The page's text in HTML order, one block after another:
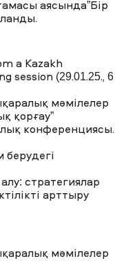
аясында”Бір
a Kazakh
session (29.01.25., 6
мәмілелер
қорғау”
конференциясы.
берудегі
стратегиялар
арттыру
мәмілелер